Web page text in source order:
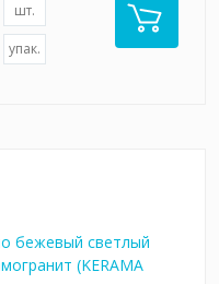
шт.
упак.